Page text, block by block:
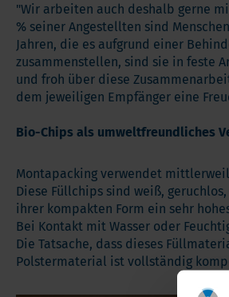
"Wir arbeiten auch deshalb gerne
% seiner Angestellten sind
Jahren, die es aufgrund einer
zusammenstellen, sind sie in feste
und froh über diese
dem jeweiligen Empfänger eine
Bio-Chips als umweltfreundliches
Montapacking verwendet
Diese Füllchips sind weiß,
ihrer kompakten Form ein sehr
Bei Kontakt mit Wasser oder
Die Tatsache, dass dieses
Polstermaterial ist vollständig